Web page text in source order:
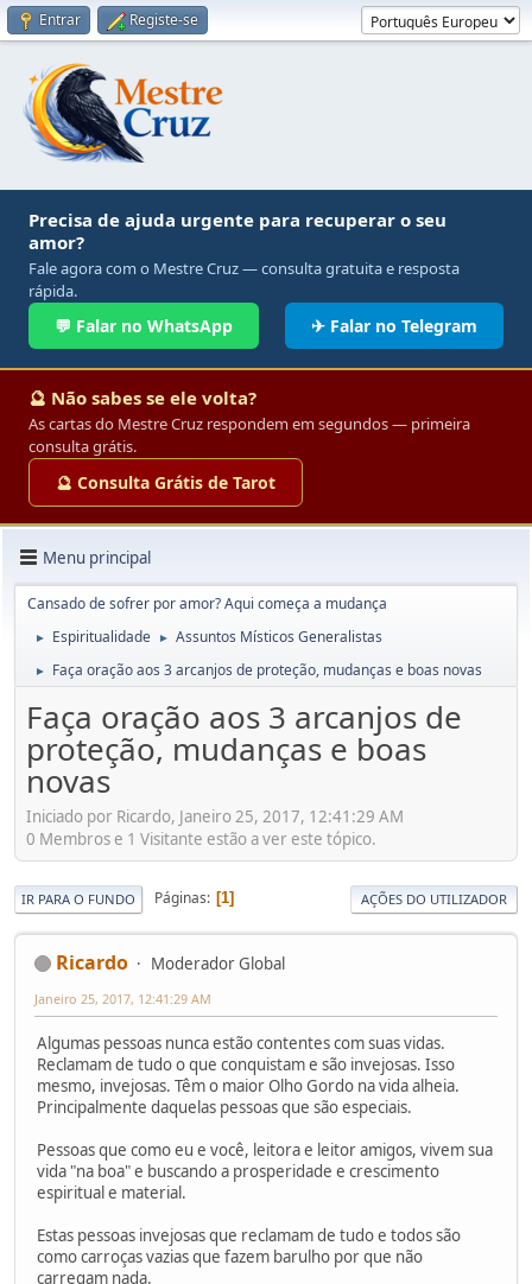
Entrar Registe-se
Precisa de ajuda urgente para recuperar o seu
amor?
Fale agora com o Mestre Cruz — consulta gratuita e resposta
rápida.
💬 Falar no WhatsApp ✈ Falar no Telegram
🔮 Não sabes se ele volta?
As cartas do Mestre Cruz respondem em segundos — primeira
consulta grátis.
🔮 Consulta Grátis de Tarot
Menu principal
Cansado de sofrer por amor? Aqui começa a mudança
► Espiritualidade ► Assuntos Místicos Generalistas
► Faça oração aos 3 arcanjos de proteção, mudanças e boas novas
Faça oração aos 3 arcanjos de
proteção, mudanças e boas
novas
Iniciado por Ricardo, Janeiro 25, 2017, 12:41:29 AM
0 Membros e 1 Visitante estão a ver este tópico.
IR PARA O FUNDO Páginas 1 AÇÕES DO UTILIZADOR
Ricardo Moderador Global
Janeiro 25, 2017, 12:41:29 AM
Algumas pessoas nunca estão contentes com suas vidas.
Reclamam de tudo o que conquistam e são invejosas. Isso
mesmo, invejosas. Têm o maior Olho Gordo na vida alheia.
Principalmente daquelas pessoas que são especiais.
Pessoas que como eu e você, leitora e leitor amigos, vivem sua
vida "na boa" e buscando a prosperidade e crescimento
espiritual e material.
Estas pessoas invejosas que reclamam de tudo e todos são
como carroças vazias que fazem barulho por que não
carregam nada.